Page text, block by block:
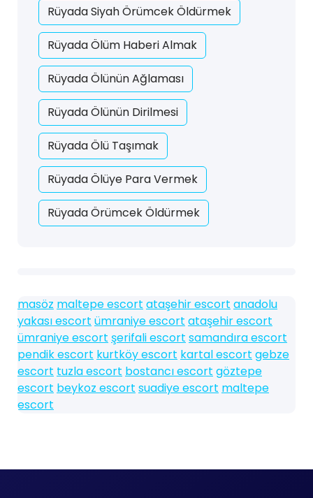
Rüyada Siyah Örümcek Öldürmek
Rüyada Ölüm Haberi Almak
Rüyada Ölünün Ağlaması
Rüyada Ölünün Dirilmesi
Rüyada Ölü Taşımak
Rüyada Ölüye Para Vermek
Rüyada Örümcek Öldürmek
masöz maltepe escort ataşehir escort anadolu
yakası escort ümraniye escort ataşehir escort
ümraniye escort şerifali escort samandıra escort
pendik escort kurtköy escort kartal escort gebze
escort tuzla escort bostancı escort göztepe
escort beykoz escort suadiye escort maltepe
escort